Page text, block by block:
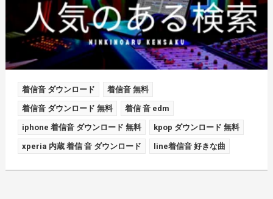
着信音 ダウンロード 着信音 無料
着信音 ダウンロード 無料 着信 音 edm
iphone 着信音 ダウンロード 無料 kpop ダウンロード 無料
xperia 内蔵 着信 音 ダウンロード line着信音 好きな曲